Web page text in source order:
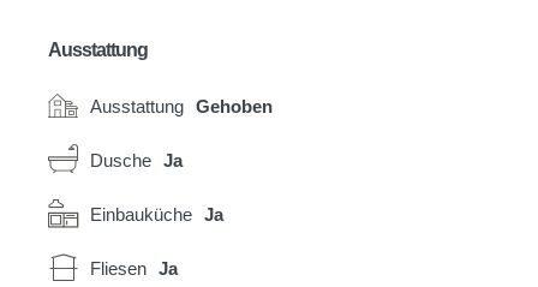
Ausstattung
Ausstattung Gehoben
Dusche Ja
Einbauküche Ja
Fliesen Ja